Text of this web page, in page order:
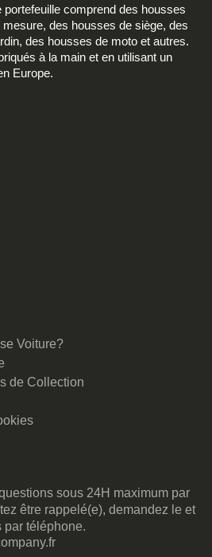
portefeuille comprend des housses
des housses de siège, des
des housses de moto et autres.
à la main et en utilisant un
Europe.
Voiture?
de Collection
sous 24H maximum par
être rappelé(e), demandez le et
par téléphone.